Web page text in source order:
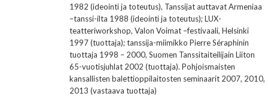
1982 (ideointi ja toteutus), Tanssijat auttavat Armeniaa
–tanssi-ilta 1988 (ideointi ja toteutus); LUX-
teatteriworkshop, Valon Voimat –festivaali, Helsinki
1997 (tuottaja); tanssija-miimikko Pierre Séraphinin
tuottaja 1998 – 2000, Suomen Tanssitaiteilijain Liiton
65-vuotisjuhlat 2002 (tuottaja). Pohjoismaisten
kansallisten balettioppilaitosten seminaarit 2007, 2010,
2013 (vastaava tuottaja)